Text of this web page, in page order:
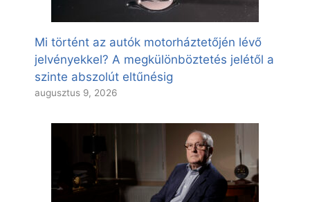
Mi történt az autók motorháztetőjén lévő
jelvényekkel? A megkülönböztetés jelétől a
szinte abszolút eltűnésig
augusztus 9, 2026